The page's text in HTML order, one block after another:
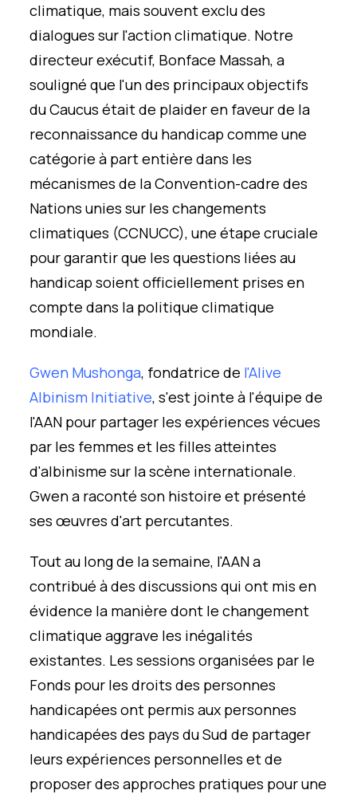
climatique, mais souvent exclu des
dialogues sur l'action climatique. Notre
directeur exécutif, Bonface Massah, a
souligné que l'un des principaux objectifs
du Caucus était de plaider en faveur de la
reconnaissance du handicap comme une
catégorie à part entière dans les
mécanismes de la Convention-cadre des
Nations unies sur les changements
climatiques (CCNUCC), une étape cruciale
pour garantir que les questions liées au
handicap soient officiellement prises en
compte dans la politique climatique
mondiale.
Gwen Mushonga, fondatrice de l'Alive
Albinism Initiative, s'est jointe à l'équipe de
l'AAN pour partager les expériences vécues
par les femmes et les filles atteintes
d'albinisme sur la scène internationale.
Gwen a raconté son histoire et présenté
ses œuvres d'art percutantes.
Tout au long de la semaine, l'AAN a
contribué à des discussions qui ont mis en
évidence la manière dont le changement
climatique aggrave les inégalités
existantes. Les sessions organisées par le
Fonds pour les droits des personnes
handicapées ont permis aux personnes
handicapées des pays du Sud de partager
leurs expériences personnelles et de
proposer des approches pratiques pour une